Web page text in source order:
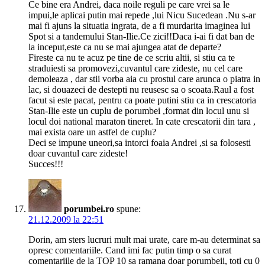
Ce bine era Andrei, daca noile reguli pe care vrei sa le
impui,le aplicai putin mai repede ,lui Nicu Sucedean .Nu s-ar
mai fi ajuns la situatia ingrata, de a fi murdarita imaginea lui
Spot si a tandemului Stan-Ilie.Ce zici!!Daca i-ai fi dat ban de
la inceput,este ca nu se mai ajungea atat de departe?
Fireste ca nu te acuz pe tine de ce scriu altii, si stiu ca te
straduiesti sa promovezi,cuvantul care zideste, nu cel care
demoleaza , dar stii vorba aia cu prostul care arunca o piatra in
lac, si douazeci de destepti nu reusesc sa o scoata.Raul a fost
facut si este pacat, pentru ca poate putini stiu ca in crescatoria
Stan-Ilie este un cuplu de porumbei ,format din locul unu si
locul doi national maraton tineret. In cate crescatorii din tara ,
mai exista oare un astfel de cuplu?
Deci se impune uneori,sa intorci foaia Andrei ,si sa folosesti
doar cuvantul care zideste!
Succes!!!
porumbei.ro spune:
21.12.2009 la 22:51
Dorin, am sters lucruri mult mai urate, care m-au determinat sa
opresc comentariile. Cand imi fac putin timp o sa curat
comentariile de la TOP 10 sa ramana doar porumbeii, toti cu 0